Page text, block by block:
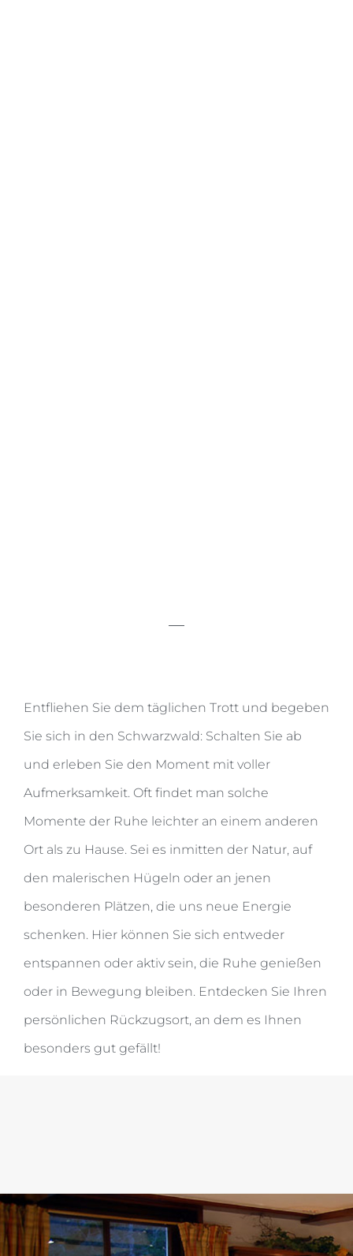
Entfliehen Sie dem täglichen Trott und begeben
Sie sich in den Schwarzwald: Schalten Sie ab
und erleben Sie den Moment mit voller
Aufmerksamkeit. Oft findet man solche
Momente der Ruhe leichter an einem anderen
Ort als zu Hause. Sei es inmitten der Natur, auf
den malerischen Hügeln oder an jenen
besonderen Plätzen, die uns neue Energie
schenken. Hier können Sie sich entweder
entspannen oder aktiv sein, die Ruhe genießen
oder in Bewegung bleiben. Entdecken Sie Ihren
persönlichen Rückzugsort, an dem es Ihnen
besonders gut gefällt!